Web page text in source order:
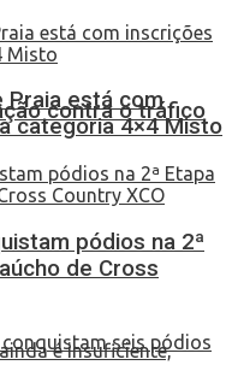
contra o tráfico
Praia está com
categoria 4×4 Misto
pódios na 2ª
de Cross